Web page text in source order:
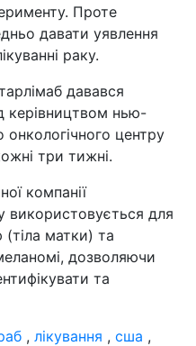
Проте
давати уявлення
раку.
давався
керівництвом нью-
центру
три тижні.
компанії
використовується для
(тіла матки) та
дозволяючи
та
, лікування , сша ,